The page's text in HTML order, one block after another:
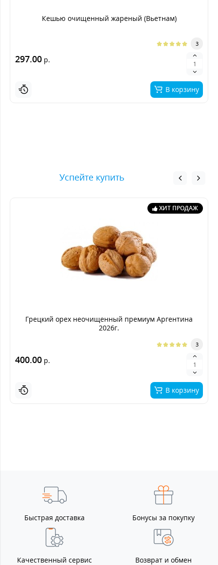
Кешью очищенный жареный (Вьетнам)
3
297.00 р.
В корзину
Успейте купить
ХИТ ПРОДАЖ
Грецкий орех неочищенный премиум Аргентина
2026г.
3
400.00 р.
В корзину
Быстрая доставка Бонусы за покупку
Качественный сервис Возврат и обмен